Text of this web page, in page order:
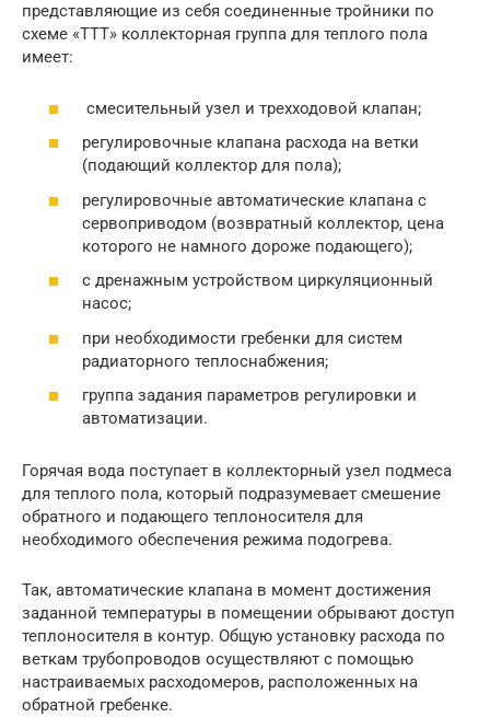
представляющие из себя соединенные тройники по
схеме «ТТТ» коллекторная группа для теплого пола
имеет:
смесительный узел и трехходовой клапан;
регулировочные клапана расхода на ветки
(подающий коллектор для пола);
регулировочные автоматические клапана с
сервоприводом (возвратный коллектор, цена
которого не намного дороже подающего);
с дренажным устройством циркуляционный
насос;
при необходимости гребенки для систем
радиаторного теплоснабжения;
группа задания параметров регулировки и
автоматизации.
Горячая вода поступает в коллекторный узел подмеса
для теплого пола, который подразумевает смешение
обратного и подающего теплоносителя для
необходимого обеспечения режима подогрева.
Так, автоматические клапана в момент достижения
заданной температуры в помещении обрывают доступ
теплоносителя в контур. Общую установку расхода по
веткам трубопроводов осуществляют с помощью
настраиваемых расходомеров, расположенных на
обратной гребенке.